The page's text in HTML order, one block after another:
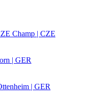
Champ | CZE
| GER
| GER